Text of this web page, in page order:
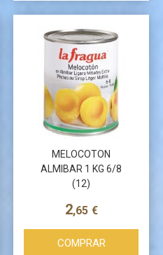
MELOCOTON
ALMIBAR 1 KG 6/8
(12)
2,65 €
COMPRAR
Más info